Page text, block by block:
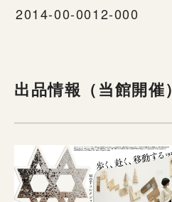
2014-00-0012-000
出品情報（当館開催）